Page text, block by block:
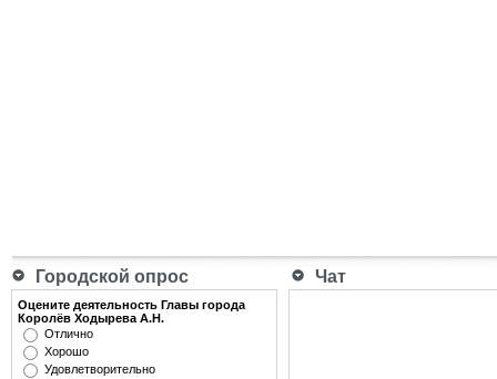
Городской опрос Чат
Оцените деятельность Главы города
Королёв Ходырева А.Н.
Отлично
Хорошо
Удовлетворительно